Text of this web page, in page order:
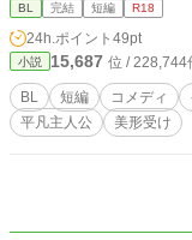
BL 完結 短編 R18
24h.ポイント 49pt
小説 15,687 位 / 228,744
BL 短編 コメディ
平凡主人公
美形受け